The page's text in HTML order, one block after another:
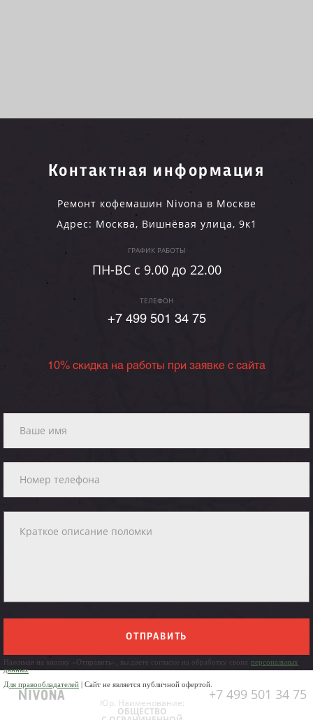
Контактная информация
Ремонт кофемашин Nivona в Москве
Адрес: Москва, Вишнёвая улица, 9к1
ГРАФИК РАБОТЫ
ПН-ВC c 9.00 до 22.00
ТЕЛЕФОН
+7 499 501 34 75
10% скидка на работы при заявке с сайта
ОТПРАВИТЬ
Нажимая на кнопку «Отправить», вы даете согласие на обработку своих персональных
данных
Для правообладателей | Сайт не является публичной офертой.
+7 499 501 34 75
Юр. Наименование:
ОБЩЕСТВО